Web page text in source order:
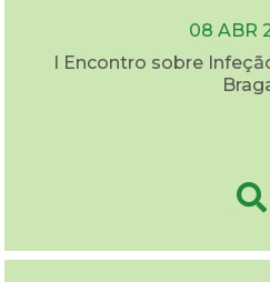
08 ABR
I Encontro sobre